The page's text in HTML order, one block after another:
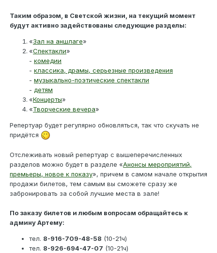
Таким образом, в Светской жизни, на текущий момент
будут активно задействованы следующие разделы:
«Зал на аншлаге»
«Спектакли»
- комедии
- классика, драмы, серьезные произведения
- музыкально-поэтические спектакли
- детям
«Концерты»
«Творческие вечера»
Репертуар будет регулярно обновляться, так что скучать не
придётся
Отслеживать новый репертуар с вышеперечисленных
разделов можно будет в разделе «Анонсы мероприятий,
премьеры, новое к показу», причем в самом начале открытия
продажи билетов, тем самым вы сможете сразу же
забронировать за собой лучшие места в зале!
По заказу билетов и любым вопросам обращайтесь к
админу Артему:
тел. 8-916-709-48-58 (10-21ч)
тел. 8-926-694-47-07 (10-21ч)